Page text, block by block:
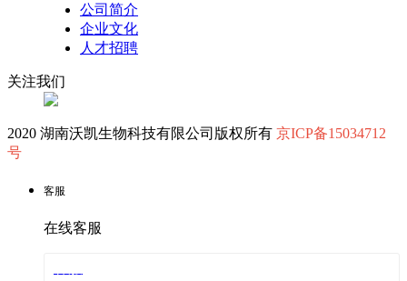
公司简介
企业文化
人才招聘
关注我们
2020 湖南沃凯生物科技有限公司版权所有 京ICP备15034712
号
客服
在线客服